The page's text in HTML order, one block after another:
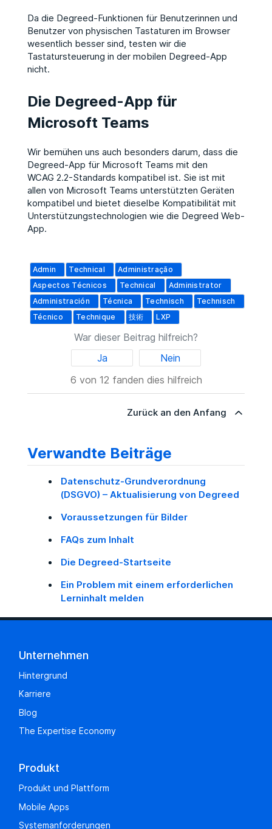
Da die Degreed-Funktionen für Benutzerinnen und
Benutzer von physischen Tastaturen im Browser
wesentlich besser sind, testen wir die
Tastatursteuerung in der mobilen Degreed-App
nicht.​
Die Degreed-App für
Microsoft Teams
Wir bemühen uns auch besonders darum, dass die
Degreed-App für Microsoft Teams mit den
WCAG 2.2-Standards kompatibel ist. Sie ist mit
allen von Microsoft Teams unterstützten Geräten
kompatibel und bietet dieselbe Kompatibilität mit
Unterstützungstechnologien wie die Degreed Web-
App.
Admin Technical
Administração
Aspectos Técnicos
Technical
Administrator
Administración
Técnica Technisch
Technisch
Técnico
Technique 技術 LXP
War dieser Beitrag hilfreich?
Ja
Nein
6 von 12 fanden dies hilfreich
Zurück an den Anfang
Verwandte Beiträge
Datenschutz-Grundverordnung
(DSGVO) – Aktualisierung von Degreed
Voraussetzungen für Bilder
FAQs zum Inhalt
Die Degreed-Startseite
Ein Problem mit einem erforderlichen
Lerninhalt melden
Unternehmen
Hintergrund
Karriere
Blog
The Expertise Economy
Produkt
Produkt und Plattform
Mobile Apps
Systemanforderungen